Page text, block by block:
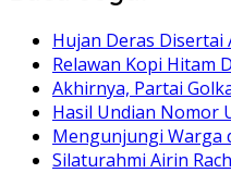
Hujan Deras Disertai
Relawan Kopi Hitam
Akhirnya, Partai
Hasil Undian Nomor
Mengunjungi Warga
Silaturahmi Airin